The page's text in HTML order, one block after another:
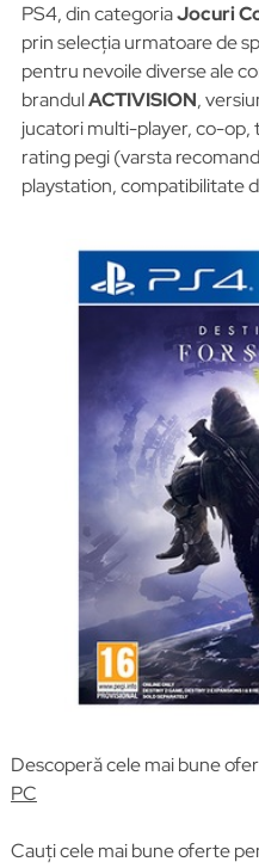
PS4, din categoriaJocuri
prin selecția urmatoare de
pentru nevoile diverse ale
brandulACTIVISION,
jucatori multi-player, co-op,
rating pegi (varsta
playstation, compatibilitate
Descoperă cele mai bune
PC
Cauți cele mai bune oferte